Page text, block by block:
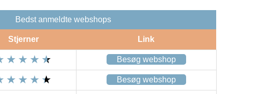
Bedst anmeldte webshops
Stjerner Link
Besøg webshop
Besøg webshop